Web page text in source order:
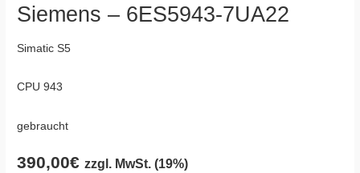
Siemens – 6ES5943-7UA22
Simatic S5
CPU 943
gebraucht
390,00€ zzgl. MwSt. (19%)
Menge